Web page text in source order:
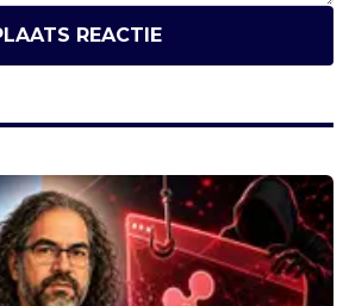
REACTIE